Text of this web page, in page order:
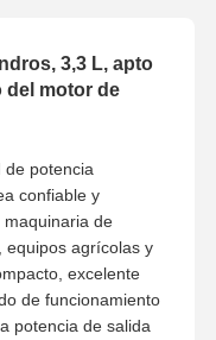
3,3 L, apto
del motor de
de potencia
confiable y
de
equipos agrícolas y
excelente
de funcionamiento
potencia de salida